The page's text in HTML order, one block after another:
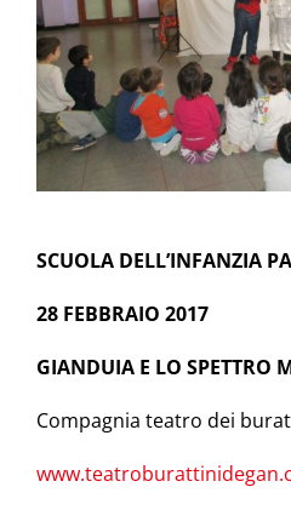
SCUOLA DELL’INFANZIA
28 FEBBRAIO 2017
GIANDUIA E LO SPETTRO
Compagnia teatro dei